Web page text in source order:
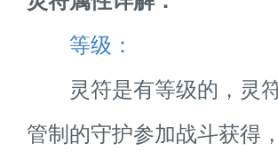
等级：
灵符是有等级的，灵
管制的守护参加战斗获得